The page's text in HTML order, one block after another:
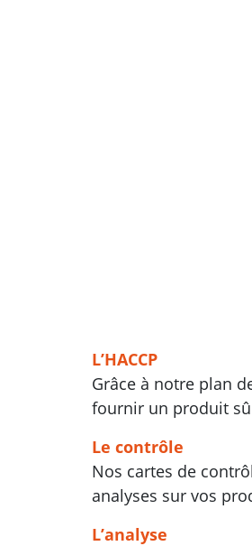
L’HACCP
Grâce à notre plan
fournir un produit
Le contrôle
Nos cartes de
analyses sur vos
L’analyse